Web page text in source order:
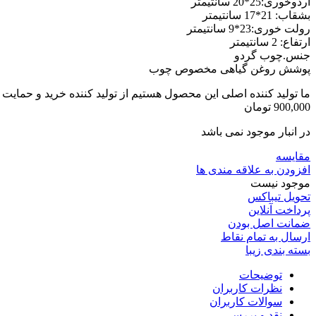
بشقاب: 21*17 سانتیمتر
رولت خوری:23*9 سانتیمتر
ارتفاع: 2 سانتیمتر
جنس.چوب گردو
پوشش روغن گیاهی مخصوص چوب
ما تولید کننده اصلی این محصول هستیم از تولید کننده خرید و حمایت
900,000 تومان
در انبار موجود نمی باشد
مقایسه
افزودن به علاقه مندی ها
موجود نیست
تحویل تیباکس
پرداخت آنلاین
ضمانت اصل بودن
ارسال به تمام نقاط
بسته بندی زیبا
توضیحات
نظرات کاربران
سوالات کاربران